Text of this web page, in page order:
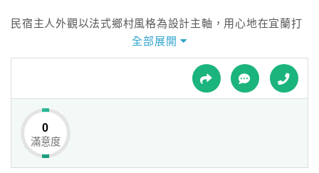
球
網
民宿主人外觀以法式鄉村風格為設計主軸，用心地在宜蘭打
造出溫馨典雅的各國房型空間，
不論是復古傢俱、牆上裝飾或是特色燈具皆是細心考究，
絕對讓您愛不釋手，彷彿走進了法國鄉村的悠閒小屋。
在此以滿滿的熱情邀請您一同來細細品嚐這道浪漫甜美的法
式布蕾。
「宜蘭包棟民宿．布蕾頓法式鄉村民宿」地址雖為冬山鄉，
但是地理位置鄰近於羅東鎮的羅東高工旁，
全部展開
0
滿意度